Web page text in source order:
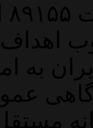
به